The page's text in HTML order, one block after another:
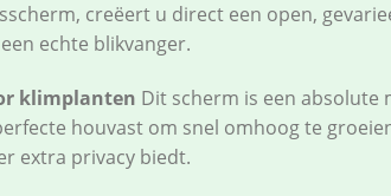
creëert u direct een open,
echte blikvanger.
klimplanten Dit scherm is een absolute
houvast om snel omhoog te
extra privacy biedt.